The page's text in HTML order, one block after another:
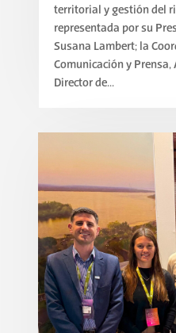
territorial y gestión del
representada por su
Susana Lambert; la
Comunicación y Prensa,
Director de...